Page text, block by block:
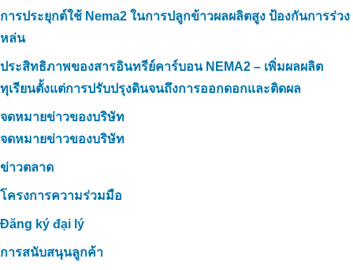
การประยุกต์ใช้ Nema2 ในการปลูกข้าวผลผลิตสูง ป้องกันการร่วง
หล่น
ประสิทธิภาพของสารอินทรีย์คาร์บอน NEMA2 – เพิ่มผลผลิต
ทุเรียนตั้งแต่การปรับปรุงดินจนถึงการออกดอกและติดผล
จดหมายข่าวของบริษัท
จดหมายข่าวของบริษัท
ข่าวตลาด
โครงการความร่วมมือ
Đăng ký đại lý
การสนับสนุนลูกค้า